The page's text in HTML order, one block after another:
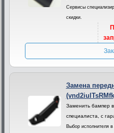
Сервисы
скидки.
Замена
Заменить бампер
специалиста, с
Выбор исполнителя